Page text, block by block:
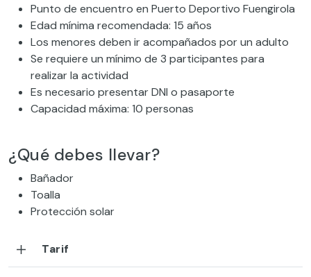
Punto de encuentro en Puerto Deportivo Fuengirola
Edad mínima recomendada: 15 años
Los menores deben ir acompañados por un adulto
Se requiere un mínimo de 3 participantes para
realizar la actividad
Es necesario presentar DNI o pasaporte
Capacidad máxima: 10 personas
¿Qué debes llevar?
Bañador
Toalla
Protección solar
Tarif